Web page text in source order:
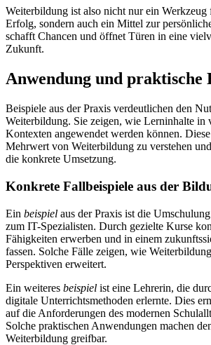
Weiterbildung ist also nicht nur ein Werkzeug
Erfolg, sondern auch ein Mittel zur
schafft Chancen und öffnet Türen in eine
Zukunft.
Anwendung und praktische
Beispiele aus der Praxis verdeutlichen den
Weiterbildung. Sie zeigen, wie Lerninhalte in
Kontexten angewendet werden können.
Mehrwert von Weiterbildung zu verstehen
die konkrete Umsetzung.
Konkrete Fallbeispiele aus der
Ein beispiel aus der Praxis ist die
zum IT-Spezialisten. Durch gezielte Kurse
Fähigkeiten erwerben und in einem
fassen. Solche Fälle zeigen, wie
Perspektiven erweitert.
Ein weiteres beispiel ist eine Lehrerin, die
digitale Unterrichtsmethoden erlernte. Dies
auf die Anforderungen des modernen
Solche praktischen Anwendungen machen
Weiterbildung greifbar.